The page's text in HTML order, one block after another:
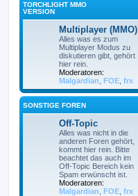
TORCHLIGHT MMO
VERSION
Multiplayer (MMO)
Alles was es zum
Multiplayer Modus zu
diskutieren gibt, gehört
hier rein.
Moderatoren:
Malgardian FOE frx
SONSTIGE FOREN
Off-Topic
Alles was nicht in die
anderen Foren gehört,
kommt hier rein. Bitte
beachtet das auch im
Off-Topic Bereich kein
Spam erwünscht ist.
Moderatoren:
Malgardian FOE frx